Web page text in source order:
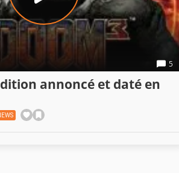
5
annoncé et daté en